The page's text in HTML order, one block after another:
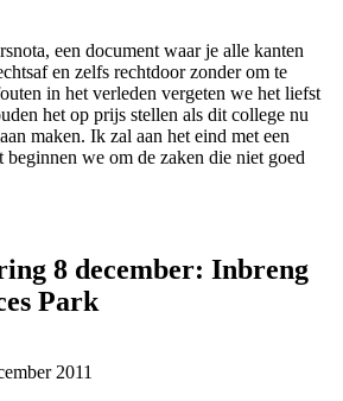
een document waar je alle kanten
en zelfs rechtdoor zonder om te
in het verleden vergeten we het liefst
het op prijs stellen als dit college nu
maken. Ik zal aan het eind met een
beginnen we om de zaken die niet goed
8 december: Inbreng
Park
2011